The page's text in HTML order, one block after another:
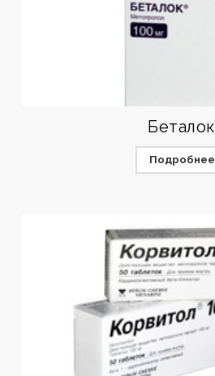
Беталок
Подробнее